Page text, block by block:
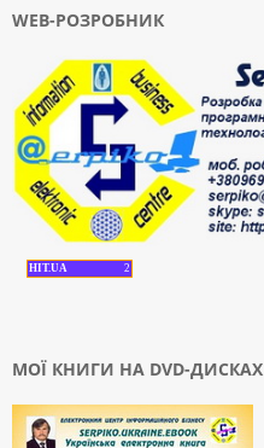
WEB-РОЗРОБНИК
HIT.UA 2
МОЇ КНИГИ НА DVD-ДИСКАХ